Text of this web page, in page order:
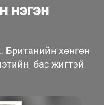
нэгэн
Британийн хөнгөн
бас жигтэй